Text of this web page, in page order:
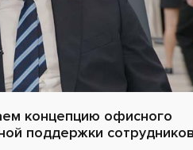
концепцию офисного
поддержки